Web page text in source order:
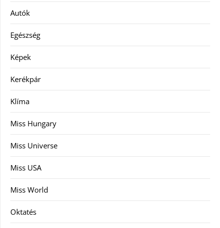
Autók
Egészség
Képek
Kerékpár
Klíma
Miss Hungary
Miss Universe
Miss USA
Miss World
Oktatés